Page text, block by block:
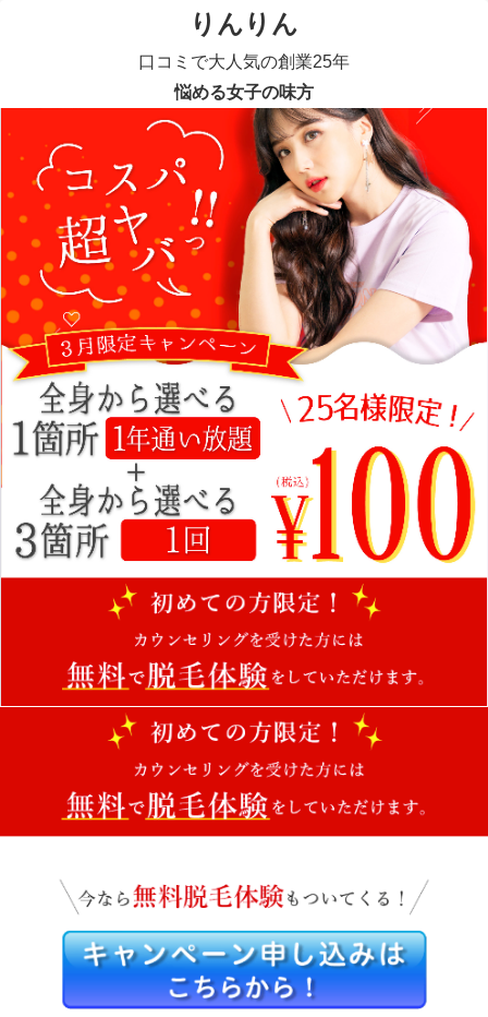
りんりん
口コミで大人気の創業25年
悩める女子の味方